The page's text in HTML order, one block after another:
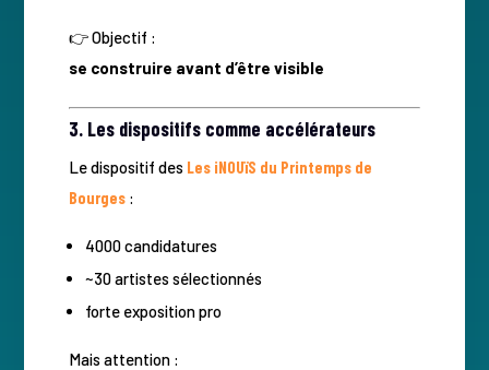
👉 Objectif :
se construire avant d’être visible
3. Les dispositifs comme accélérateurs
Le dispositif des Les iNOUïS du Printemps de
Bourges:
4000 candidatures
~30 artistes sélectionnés
forte exposition pro
Mais attention :